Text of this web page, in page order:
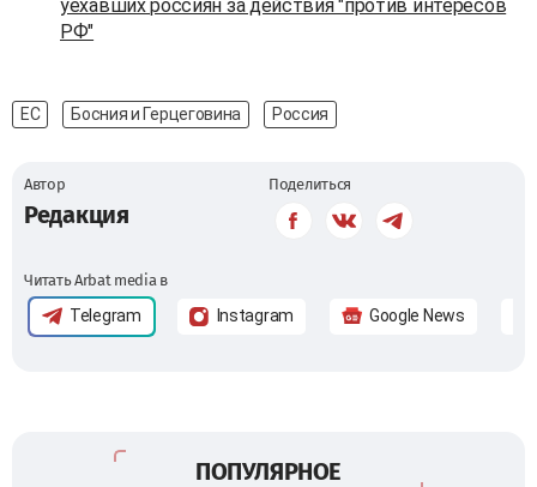
уехавших россиян за действия "против интересов
РФ"
ЕС Босния и Герцеговина Россия
Автор
Редакция
Поделиться
Читать Arbat media в
Telegram Instagram Google News
ПОПУЛЯРНОЕ